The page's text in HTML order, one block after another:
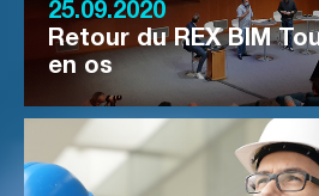
25.09.2020
Retour du REX BIM
en os